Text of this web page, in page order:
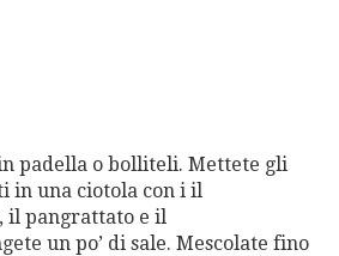
padella o bolliteli. Mettete gli
in una ciotola con i il
il pangrattato e il
un po’ di sale. Mescolate fino